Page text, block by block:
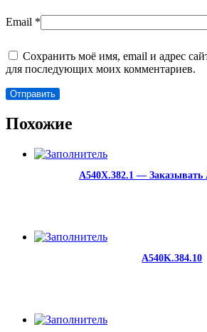
Email *
Сохранить моё имя, email и адрес
для последующих моих комментариев.
Похожие
A540X.382.1 — Заказывать
A540K.384.10